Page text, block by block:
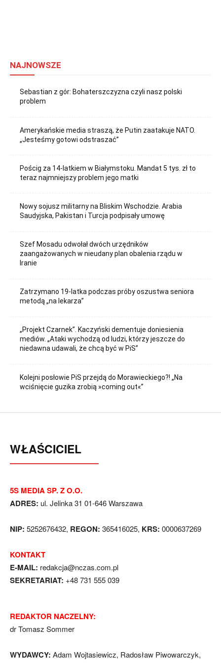
NAJNOWSZE
Sebastian z gór: Bohaterszczyzna czyli nasz polski
problem
Amerykańskie media straszą, że Putin zaatakuje NATO.
„Jesteśmy gotowi odstraszać”
Pościg za 14-latkiem w Białymstoku. Mandat 5 tys. zł to
teraz najmniejszy problem jego matki
Nowy sojusz militarny na Bliskim Wschodzie. Arabia
Saudyjska, Pakistan i Turcja podpisały umowę
Szef Mosadu odwołał dwóch urzędników
zaangażowanych w nieudany plan obalenia rządu w
Iranie
Zatrzymano 19-latka podczas próby oszustwa seniora
metodą „na lekarza”
„Projekt Czarnek”. Kaczyński dementuje doniesienia
mediów. „Ataki wychodzą od ludzi, którzy jeszcze do
niedawna udawali, że chcą być w PiS”
Kolejni posłowie PiS przejdą do Morawieckiego?! „Na
wciśnięcie guzika zrobią »coming out«”
WŁAŚCICIEL
5S MEDIA SP. Z O.O.
ADRES: ul. Jelinka 31 01-646 Warszawa
NIP: 5252676432, REGON: 365416025, KRS: 0000637269
KONTAKT
E-MAIL: redakcja@nczas.com.pl
SEKRETARIAT: +48 731 555 039
REDAKTOR NACZELNY:
dr Tomasz Sommer
WYDAWCY: Adam Wojtasiewicz, Radosław Piwowarczyk,